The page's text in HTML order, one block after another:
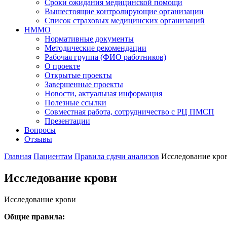
Сроки ожидания медицинской помощи
Вышестоящие контролирующие организации
Список страховых медицинских организаций
НММО
Нормативные документы
Методические рекомендации
Рабочая группа (ФИО работников)
О проекте
Открытые проекты
Завершенные проекты
Новости, актуальная информация
Полезные ссылки
Совместная работа, сотрудничество с РЦ ПМСП
Презентации
Вопросы
Отзывы
Главная Пациентам Правила сдачи анализов Исследование
Исследование крови
Исследование крови
Общие правила: